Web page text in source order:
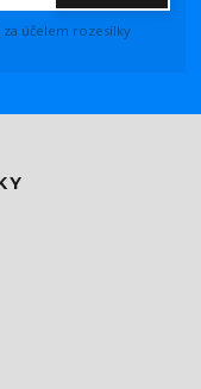
za účelem rozesílky